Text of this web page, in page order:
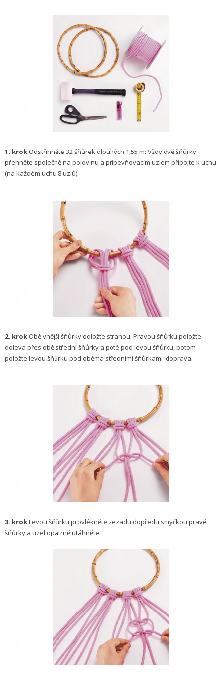
1. krok Odstřihněte 32 šňůrek dlouhých 1,55 m: Vždy dvě šňůrky
přehněte společně na polovinu a připevňovacím uzlem připojte k uchu
(na každém uchu 8 uzlů).
2. krok Obě vnější šňůrky odložte stranou. Pravou šňůrku položte
doleva přes obě střední šňůrky a poté pod levou šňůrku, potom
položte levou šňůrku pod oběma středními šňůrkami doprava.
3. krokLevou šňůrku provlékněte zezadu dopředu smyčkou pravé
šňůrky a uzel opatrně utáhněte.